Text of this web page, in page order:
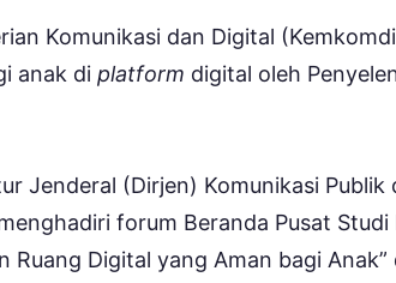
Komunikasi dan Digital
anak di platform digital oleh
Jenderal (Dirjen) Komunikasi Publik
forum Beranda Pusat
Ruang Digital yang Aman bagi